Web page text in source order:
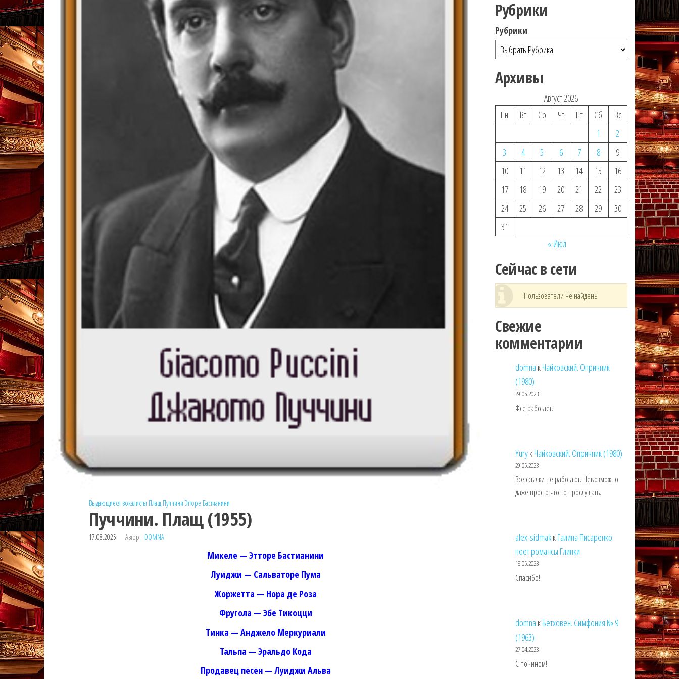
Выдающиеся вокалисты Плащ Пуччини Этторе Бастианини
Пуччини. Плащ (1955)
17.08.2025 Автор: DOMNA
Микеле — Этторе Бастианини
Луиджи — Сальваторе Пума
Жоржетта — Нора де Роза
Фругола — Эбе Тикоцци
Тинка — Анджело Меркуриали
Тальпа — Эральдо Кода
Продавец песен — Луиджи Альва
Рубрики
Рубрики
Архивы
Август 2026
Пн
Вт Ср Чт Пт Сб
Вс
1
2
3
4 5 6 7 8
9
10
11 12 13 14 15
16
17
18 19 20 21 22
23
24
25 26 27 28 29
30
31
« Июл
Сейчас в сети
Пользователи не найдены
Свежие
комментарии
domna кЧайковский. Опричник
(1980)
29.05.2023
Фсе работает.
YuryкЧайковский. Опричник (1980)
29.05.2023
Все ссылки не работают. Невозможно
даже просто что-то прослушать.
alex-sidmakкГалина Писаренко
поет романсы Глинки
18.05.2023
Спасибо!
domna кБетховен. Симфония № 9
(1963)
27.04.2023
С почином!